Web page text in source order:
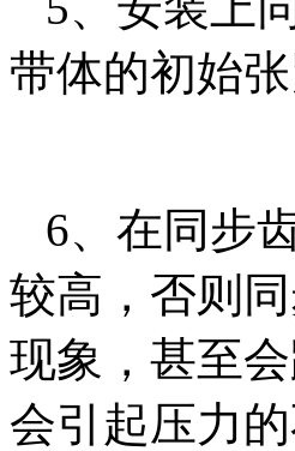
带体的初始张
6、在同步
较高，否则
现象，甚至
会引起压力